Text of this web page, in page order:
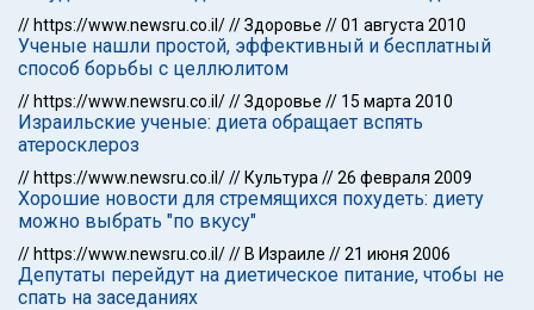
// https://www.newsru.co.il///Здоровье //01 августа 2010
Ученые нашли простой, эффективный и бесплатный
способ борьбы с целлюлитом
// https://www.newsru.co.il///Здоровье // 15 марта 2010
Израильские ученые: диета обращает вспять
атеросклероз
// https://www.newsru.co.il/// Культура //26 февраля 2009
Хорошие новости для стремящихся похудеть: диету
можно выбрать "по вкусу"
// https://www.newsru.co.il/// В Израиле //21 июня 2006
Депутаты перейдут на диетическое питание, чтобы не
спать на заседаниях